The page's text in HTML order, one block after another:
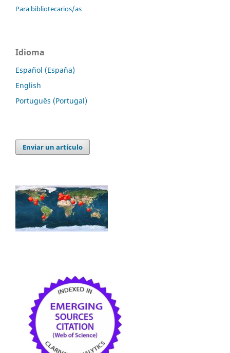
Para bibliotecarios/as
Idioma
Español (España)
English
Português (Portugal)
Enviar un artículo